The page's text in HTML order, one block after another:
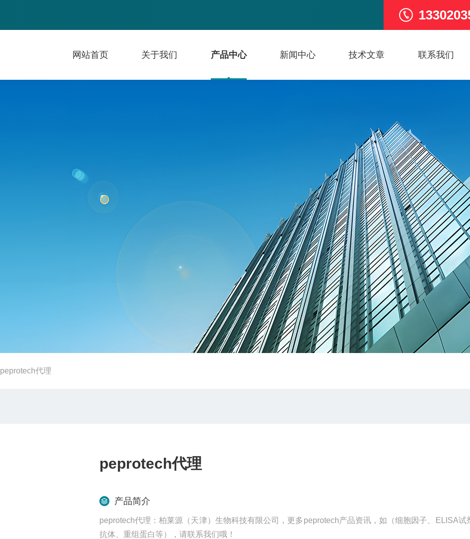
网站首页 关于我们 产品中心 新闻中心 技术文章 联系我们
peprotech代理
peprotech代理
产品简介
peprotech代理：柏莱源（天津）生物科技有限公司，更多peprotech产品资讯，如（细胞因子、ELISA试
抗体、重组蛋白等），请联系我们哦！